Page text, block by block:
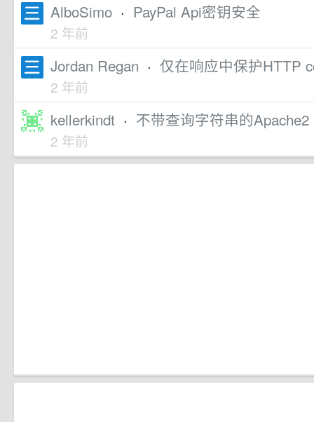
AlboSimo · PayPal Api密钥安全
2 年前
Jordan Regan · 仅在响应中保护HTTP
2 年前
kellerkindt · 不带查询字符串的Apache2
2 年前